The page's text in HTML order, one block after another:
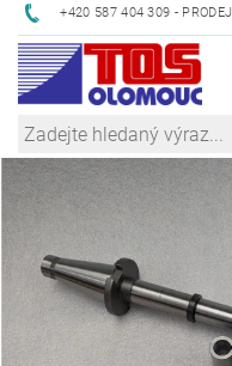
+420 587 404 309 - PRODEJ